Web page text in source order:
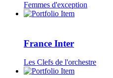
Femmes d'exception
France Inter
Les Clefs de l'orchestre